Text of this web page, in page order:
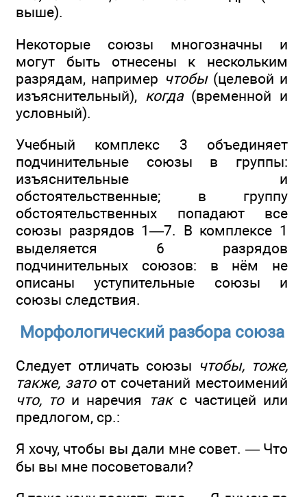
выше).
Некоторые союзы многозначны и
могут быть отнесены к нескольким
разрядам, например чтобы(целевой и
изъяснительный), когда(временной и
условный).
Учебный комплекс 3 объединяет
подчинительные союзы в группы:
изъяснительные и
обстоятельственные; в группу
обстоятельственных попадают все
союзы разрядов 1—7. В комплексе 1
выделяется 6 разрядов
подчинительных союзов: в нём не
описаны уступительные союзы и
союзы следствия.
Морфологический разбора союза
Следует отличать союзы чтобы, тоже,
также, затоот сочетаний местоимений
что, тои наречия такс частицей или
предлогом, ср.:
Я хочу, чтобы вы дали мне совет. — Что
бы вы мне посоветовали?